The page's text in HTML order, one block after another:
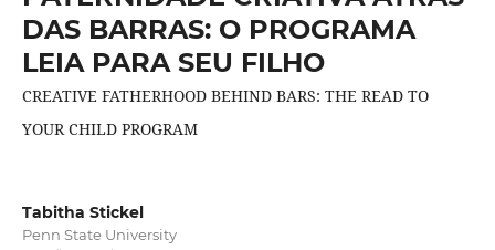
DAS BARRAS: O PROGRAMA
LEIA PARA SEU FILHO
CREATIVE FATHERHOOD BEHIND BARS: THE READ TO
YOUR CHILD PROGRAM
Tabitha Stickel
Penn State University